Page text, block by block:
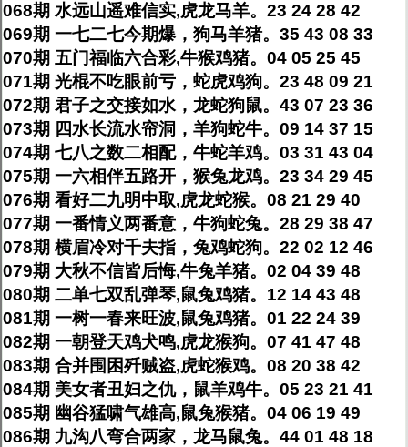
068期 水远山遥难信实,虎龙马羊。23 24 28 42
069期 一七二七今期爆，狗马羊猪。35 43 08 33
070期 五门福临六合彩,牛猴鸡猪。04 05 25 45
071期 光棍不吃眼前亏，蛇虎鸡狗。23 48 09 21
072期 君子之交接如水，龙蛇狗鼠。43 07 23 36
073期 四水长流水帘洞，羊狗蛇牛。09 14 37 15
074期 七八之数二相配，牛蛇羊鸡。03 31 43 04
075期 一六相伴五路开，猴兔龙鸡。23 34 29 45
076期 看好二九明中取,虎龙蛇猴。08 21 29 40
077期 一番情义两番意，牛狗蛇兔。28 29 38 47
078期 横眉冷对千夫指，兔鸡蛇狗。22 02 12 46
079期 大秋不信皆后悔,牛兔羊猪。02 04 39 48
080期 二单七双乱弹琴,鼠兔鸡猪。12 14 43 48
081期 一树一春来旺波,鼠兔鸡猪。01 22 24 39
082期 一朝登天鸡犬鸣,虎龙猴狗。07 41 47 48
083期 合并围困歼贼盗,虎蛇猴鸡。08 20 38 42
084期 美女者丑妇之仇，鼠羊鸡牛。05 23 21 41
085期 幽谷猛啸气雄高,鼠兔猴猪。04 06 19 49
086期 九沟八弯合两家，龙马鼠兔。44 01 48 18